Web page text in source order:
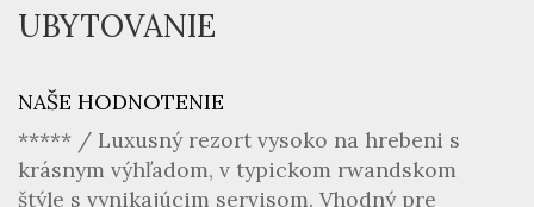
UBYTOVANIE
NAŠE HODNOTENIE
***** / Luxusný rezort vysoko na hrebeni s
krásnym výhľadom, v typickom rwandskom
štýle s vynikajúcim servisom. Vhodný pre